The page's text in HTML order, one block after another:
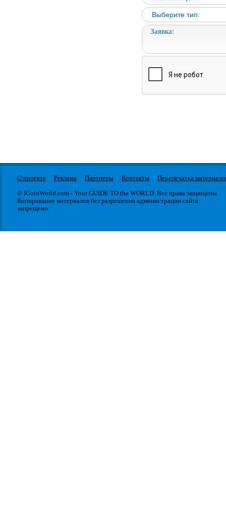
О проекте Реклама Партнеры Контакты
Перепечатка
© IGotoWorld.com - Your GUIDE TO the WORLD. Все права защищены.
Копирование материалов без разрешения администрации сайта
запрещено.